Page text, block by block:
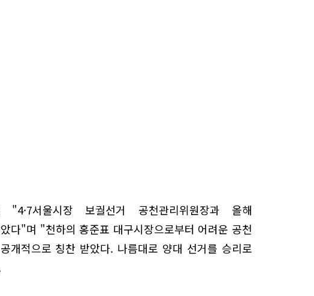
서울시장 보궐선거 공천관리위원장과 올해
다"며 "천하의 홍준표 대구시장으로부터 어려운 공천
개적으로 칭찬 받았다. 나름대로 양대 선거를 승리로